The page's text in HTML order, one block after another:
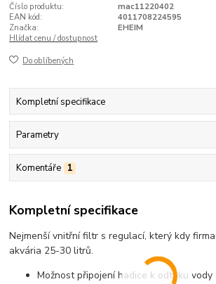
Číslo produktu:
mac11220402
EAN kód:
4011708224595
Značka:
EHEIM
Hlídat cenu / dostupnost
Do oblíbených
Kompletní specifikace
Parametry
Komentáře 1
Kompletní specifikace
Nejmenší vnitřní filtr s regulací, který kdy
akvária 25-30 litrů.
Možnost připojení hadice k odtoku vody